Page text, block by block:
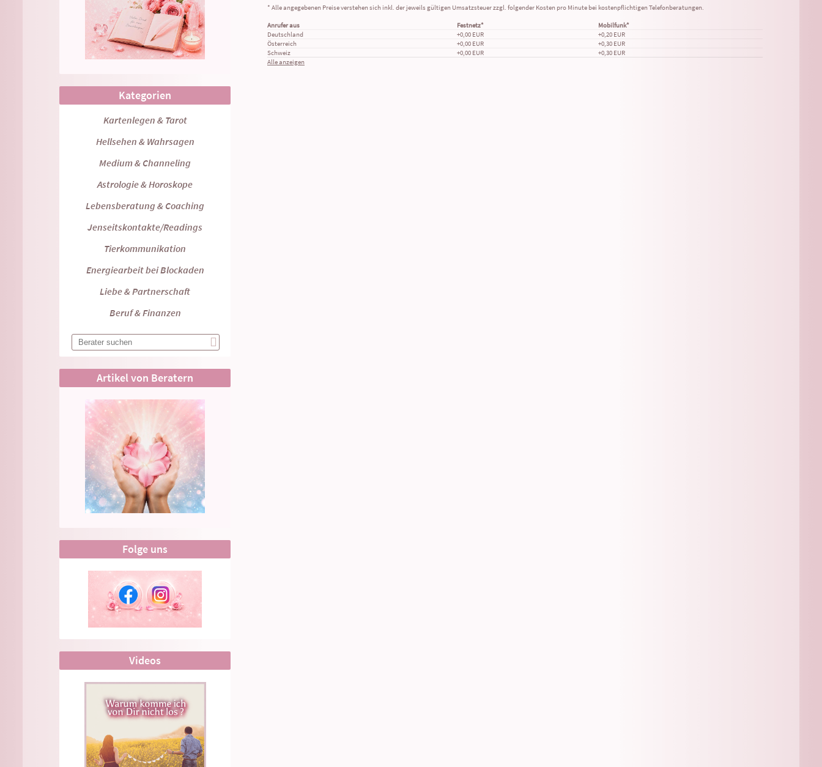
Kategorien
Kartenlegen & Tarot
Hellsehen & Wahrsagen
Medium & Channeling
Astrologie & Horoskope
Lebensberatung & Coaching
Jenseitskontakte/Readings
Tierkommunikation
Energiearbeit bei Blockaden
Liebe & Partnerschaft
Beruf & Finanzen
Artikel von Beratern
Folge uns
Videos
* Alle angegebenen Preise verstehen sich inkl. der jeweils gültigen Umsatzsteuer zzgl. folgender Kosten pro Minute bei kostenpflichtigen Telefonberatungen.
Anrufer aus Festnetz*
Mobilfunk*
Deutschland
+0,00 EUR
+0,20 EUR
Österreich
+0,00 EUR
+0,30 EUR
Schweiz
+0,00 EUR
+0,30 EUR
Alle anzeigen